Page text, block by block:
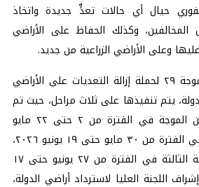
حيال أي حالات تعدٍّ جديدة واتخاذ
المخالفين، وكذلك الحفاظ على الأراضي
وعلى الأراضي الزراعية من جديد.
ومن الجدير ذكره، أن الموجة ٢٩ لحملة إزالة التعديات على الأراضي
يتم تنفيذها على ثلاث مراحل، حيث تم
تنفيذ المرحلة الأولى من الموجة في الفترة من ٢ حتى ٢٢ مايو
٢٠٢٦، والمرحلة الثانية في الفترة من ٣٠ مايو حتى ١٩ يونيو ٢٠٢٦،
بينما يجرى تنفيذ المرحلة الثالثة في الفترة من ٢٧ يونيو حتى ١٧
تحت إشراف اللجنة العليا لاسترداد أراضي الدولة،